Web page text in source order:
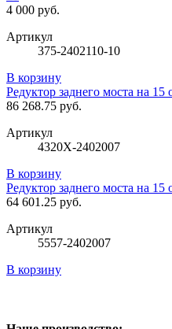
4 000 руб.
Артикул
375-2402110-10
В корзину
Редуктор заднего моста на
86 268.75 руб.
Артикул
4320Х-2402007
В корзину
Редуктор заднего моста на 15
64 601.25 руб.
Артикул
5557-2402007
В корзину